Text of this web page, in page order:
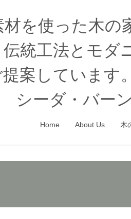
を使った木の
統工法とモダ
案しています。
シーダ・バー
Home About Us 木